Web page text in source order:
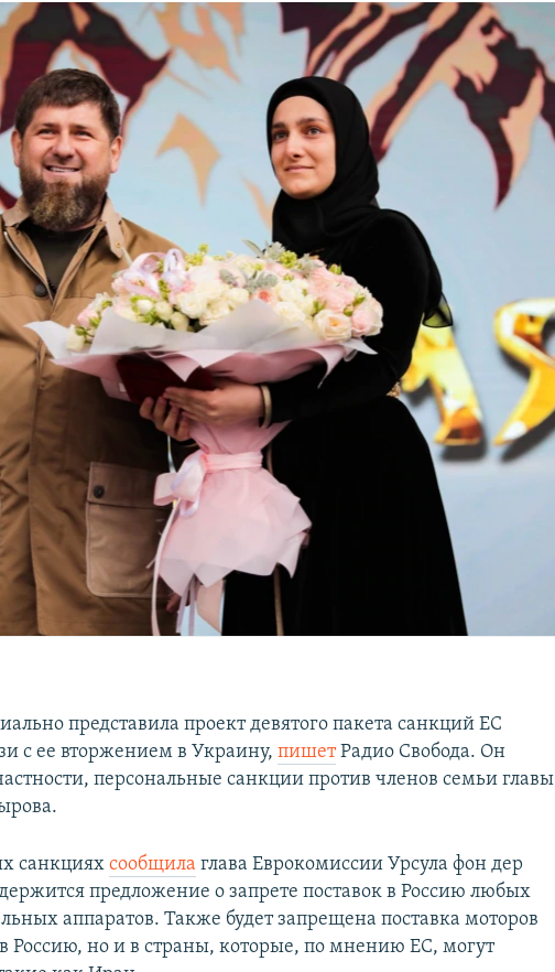
представила проект девятого пакета санкций ЕС
с ее вторжением в Украину,пишетРадио Свобода. Он
персональные санкции против членов семьи главы
санкцияхсообщила глава Еврокомиссии Урсула фон дер
предложение о запрете поставок в Россию любых
аппаратов. Также будет запрещена поставка моторов
Россию, но и в страны, которые, по мнению ЕС, могут